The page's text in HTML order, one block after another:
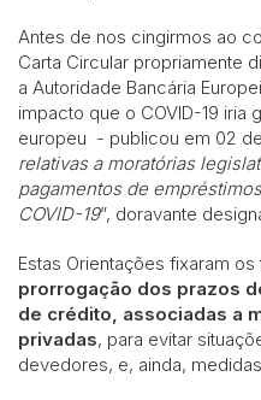
Antes de nos cingirmos ao
Carta Circular propriamente
a Autoridade Bancária
impacto que o COVID-19 iria
europeu - publicou em 02
relativas a moratórias
pagamentos de
COVID-19”, doravante
Estas Orientações fixaram
prorrogação dos prazos
de crédito, associadas a
privadas, para evitar
devedores, e, ainda,